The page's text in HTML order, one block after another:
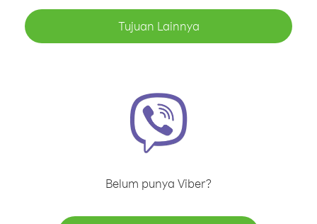
Tujuan Lainnya
Belum punya Viber?